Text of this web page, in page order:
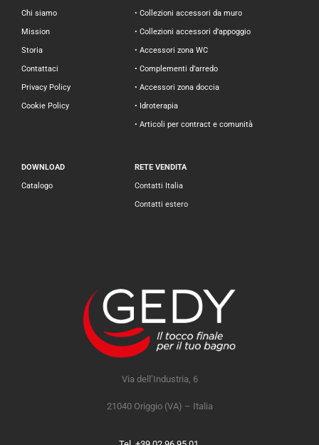
Chi siamo
Mission
Storia
Contattaci
Privacy Policy
Cookie Policy
• Collezioni accessori da muro
• Collezioni accessori d’appoggio
• Accessori zona WC
• Complementi d’arredo
• Accessori zona doccia
• Idroterapia
• Articoli per contract e comunità
DOWNLOAD
Catalogo
RETE VENDITA
Contatti Italia
Contatti estero
Via dell’Industria, 6
21040 Origgio (VA) – Italia